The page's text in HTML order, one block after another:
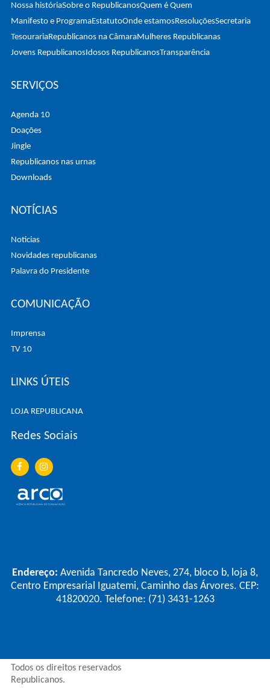
Nossa históriaSobre o RepublicanosQuem é Quem
Manifesto e ProgramaEstatutoOnde estamosResoluçõesSecretaria
TesourariaRepublicanos na CâmaraMulheres Republicanas
Jovens RepublicanosIdosos RepublicanosTransparência
SERVIÇOS
Agenda 10
Doações
Jingle
Republicanos nas urnas
Downloads
NOTÍCIAS
Noticias
Novidades republicanas
Palavra do Presidente
COMUNICAÇÃO
Imprensa
TV 10
LINKS ÚTEIS
LOJA REPUBLICANA
Redes Sociais
Endereço: Avenida Tancredo Neves, 274, bloco b, loja 8,
Centro Empresarial Iguatemi, Caminho das Árvores. CEP:
41820020. Telefone: (71) 3431-1263
Todos os direitos reservados
Republicanos.